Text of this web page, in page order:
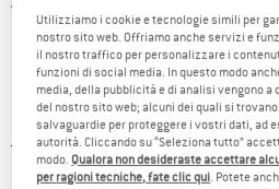
Viste dettagliate
Prezzo originale :
249,95€
Prezzo:
137,47€ incl. IVA
Utilizziamo i cookie e tecnologie simili per
nostro sito web. Offriamo anche servizi e
il nostro traffico per personalizzare i
funzioni di social media. In questo modo
media, della pubblicità e di analisi vengono
del nostro sito web; alcuni dei quali si
salvaguardie per proteggere i vostri dati, ad
autorità. Cliccando su “Seleziona tutto”
modo. Qualora non desideraste accettare
per ragioni tecniche, fate clic qui . Potete